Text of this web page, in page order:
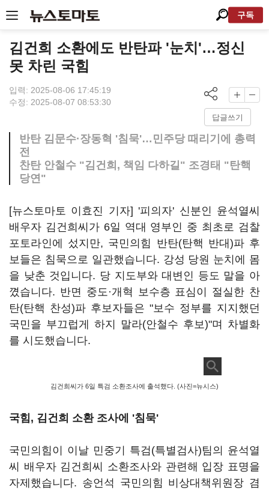
구독
김건희 소환에도 반탄파 '눈치'…정신
못 차린 국힘
입력: 2025-08-06 17:45:19
수정: 2025-08-07 08:53:30
답글쓰기
반탄 김문수·장동혁 '침묵'…민주당 때리기에 총력
전
찬탄 안철수 "김건희, 책임 다하길" 조경태 "탄핵
당연"
[뉴스토마토 이효진 기자] '피의자' 신분인 윤석열씨
배우자 김건희씨가 6일 역대 영부인 중 최초로 검찰
포토라인에 섰지만, 국민의힘 반탄(탄핵 반대)파 후
보들은 침묵으로 일관했습니다. 강성 당원 눈치에 몸
을 낮춘 것입니다. 당 지도부와 대변인 등도 말을 아
꼈습니다. 반면 중도·개혁 보수층 표심이 절실한 찬
탄(탄핵 찬성)파 후보자들은 "보수 정부를 지지했던
국민을 부끄럽게 하지 말라(안철수 후보)"며 차별화
를 시도했습니다.
김건희씨가 6일 특검 소환조사에 출석했다. (사진=뉴시스)
국힘, 김건희 소환 조사에 '침묵'
국민의힘이 이날 민중기 특검(특별검사)팀의 윤석열
씨 배우자 김건희씨 소환조사와 관련해 입장 표명을
자제했습니다. 송언석 국민의힘 비상대책위원장 겸